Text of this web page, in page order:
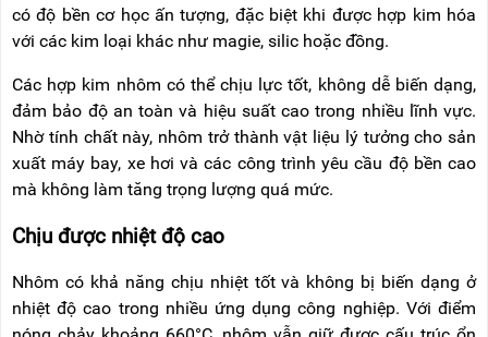
có độ bền cơ học ấn tượng, đặc biệt khi được hợp kim hóa
với các kim loại khác như magie, silic hoặc đồng.
Các hợp kim nhôm có thể chịu lực tốt, không dễ biến dạng,
đảm bảo độ an toàn và hiệu suất cao trong nhiều lĩnh vực.
Nhờ tính chất này, nhôm trở thành vật liệu lý tưởng cho sản
xuất máy bay, xe hơi và các công trình yêu cầu độ bền cao
mà không làm tăng trọng lượng quá mức.
Chịu được nhiệt độ cao
Nhôm có khả năng chịu nhiệt tốt và không bị biến dạng ở
nhiệt độ cao trong nhiều ứng dụng công nghiệp. Với điểm